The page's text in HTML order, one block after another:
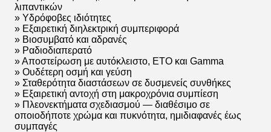
λιπαντικών
» Υδρόφοβες ιδιότητες
» Εξαιρετική διηλεκτρική συμπεριφορά
» Βιοσυμβατό και αδρανές
» Ραδιοδιαπερατό
» Αποστείρωση με αυτόκλειστο, ETO και Gamma
» Ουδέτερη οσμή και γεύση
» Σταθερότητα διαστάσεων σε δυσμενείς συνθήκες
» Εξαιρετική αντοχή στη μακροχρόνια συμπίεση
» Πλεονεκτήματα σχεδιασμού — διαθέσιμο σε
οποιοδήποτε χρώμα και πυκνότητα, ημιδιαφανές έως
συμπαγές